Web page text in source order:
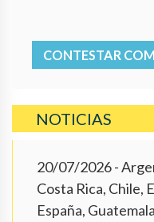
CONTESTAR
NOTICIAS
20/07/2026-
Costa Rica, Chile,
España,